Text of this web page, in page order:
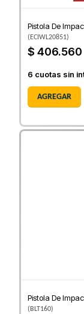
Pistola De
(ECIWL20851)
$ 406.560
6 cuotas sin
AGREGAR
Pistola De
(BLT160)